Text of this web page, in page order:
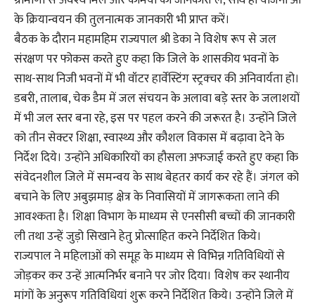
के क्रियान्वयन की तुलनात्मक जानकारी भी प्राप्त करें।
बैठक के दौरान महामहिम राज्यपाल श्री डेका ने विशेष रूप से जल
संरक्षण पर फोकस करते हुए कहा कि जिले के शासकीय भवनों के
साथ-साथ निजी भवनों में भी वॉटर हार्वेस्टिंग स्ट्रक्चर की अनिवार्यता हो।
डबरी, तालाब, चेक डैम में जल संचयन के अलावा बड़े स्तर के जलाशयों
में भी जल स्तर बना रहे, इस पर पहल करने की जरूरत है। उन्होंने जिले
को तीन सेक्टर शिक्षा, स्वास्थ्य और कौशल विकास में बढ़ावा देने के
निर्देश दिये। उन्होंने अधिकारियों का हौसला अफजाई करते हुए कहा कि
संवेदनशील जिले में समन्वय के साथ बेहतर कार्य कर रहे हैं। जंगल को
बचाने के लिए अबुझमाड़ क्षेत्र के निवासियों में जागरूकता लाने की
आवश्कता है। शिक्षा विभाग के माध्यम से एनसीसी बच्चों की जानकारी
ली तथा उन्हें जुड़ो सिखाने हेतु प्रोत्साहित करने निर्देशित किये।
राज्यपाल ने महिलाओं को समूह के माध्यम से विभिन्न गतिविधियों से
जोड़कर कर उन्हें आत्मनिर्भर बनाने पर जोर दिया। विशेष कर स्थानीय
मांगों के अनुरूप गतिविधियां शुरू करने निर्देशित किये। उन्होंने जिले में